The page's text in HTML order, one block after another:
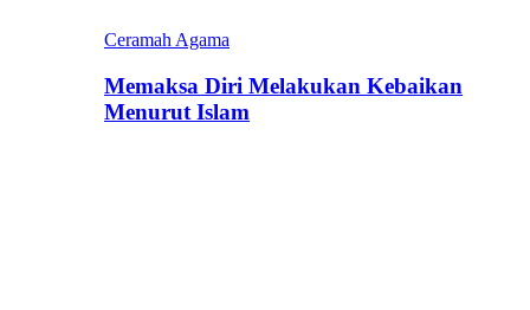
Ceramah Agama
Memaksa Diri Melakukan Kebaikan
Menurut Islam